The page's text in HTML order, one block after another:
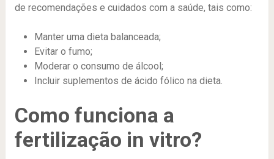
de recomendações e cuidados com a saúde, tais como:
Manter uma dieta balanceada;
Evitar o fumo;
Moderar o consumo de álcool;
Incluir suplementos de ácido fólico na dieta.
Como funciona a
fertilização in vitro?